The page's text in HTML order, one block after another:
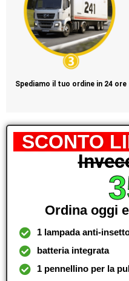
Spediamo il tuo ordine in 24 ore
SCONTO
Ordina oggi
1 lampada anti-
batteria integrata
1 pennellino per la